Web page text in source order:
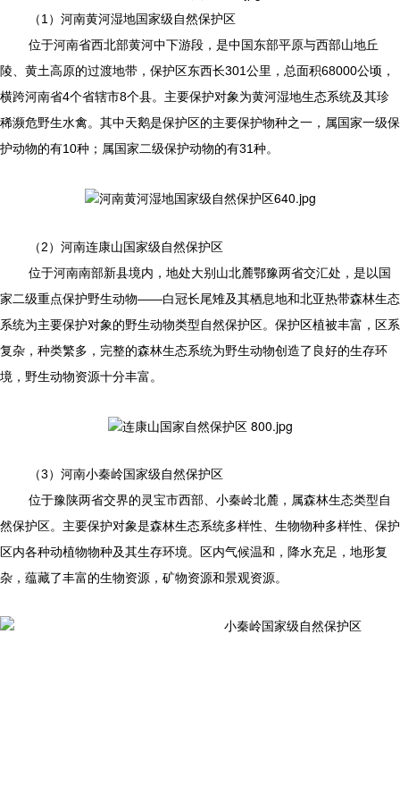
（1）河南黄河湿地国家级自然保护区
位于河南省西北部黄河中下游段，是中国东部平原与西部山地丘
陵、黄土高原的过渡地带，保护区东西长301公里，总面积68000公顷，
横跨河南省4个省辖市8个县。主要保护对象为黄河湿地生态系统及其珍
稀濒危野生水禽。其中天鹅是保护区的主要保护物种之一，属国家一级保
护动物的有10种；属国家二级保护动物的有31种。
（2）河南连康山国家级自然保护区
位于河南南部新县境内，地处大别山北麓鄂豫两省交汇处，是以国
家二级重点保护野生动物——白冠长尾雉及其栖息地和北亚热带森林生态
系统为主要保护对象的野生动物类型自然保护区。保护区植被丰富，区系
复杂，种类繁多，完整的森林生态系统为野生动物创造了良好的生存环
境，野生动物资源十分丰富。
（3）河南小秦岭国家级自然保护区
位于豫陕两省交界的灵宝市西部、小秦岭北麓，属森林生态类型自
然保护区。主要保护对象是森林生态系统多样性、生物物种多样性、保护
区内各种动植物物种及其生存环境。区内气候温和，降水充足，地形复
杂，蕴藏了丰富的生物资源，矿物资源和景观资源。